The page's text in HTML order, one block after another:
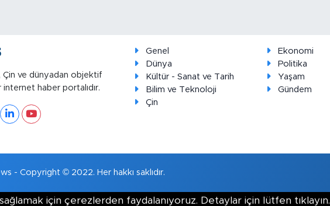
ve dünyadan objektif
internet haber portalıdır.
Genel
Ekonomi
Dünya
Politika
Kültür - Sanat ve Tarih
Yaşam
Bilim ve Teknoloji
Gündem
Çin
- Copyright © 2022. Her hakkı saklıdır.
için çerezlerden faydalanıyoruz. Detaylar için lütfen tıklayın.